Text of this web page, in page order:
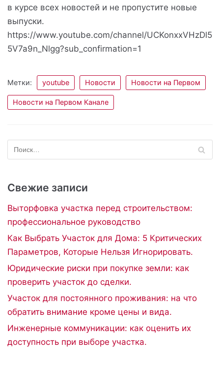
в курсе всех новостей и не пропустите новые
выпуски.
https://www.youtube.com/channel/UCKonxxVHzDl5
5V7a9n_Nlgg?sub_confirmation=1
Метки: youtube Новости Новости на Первом
Новости на Первом Канале
Свежие записи
Выторфовка участка перед строительством:
профессиональное руководство
Как Выбрать Участок для Дома: 5 Критических
Параметров, Которые Нельзя Игнорировать.
Юридические риски при покупке земли: как
проверить участок до сделки.
Участок для постоянного проживания: на что
обратить внимание кроме цены и вида.
Инженерные коммуникации: как оценить их
доступность при выборе участка.